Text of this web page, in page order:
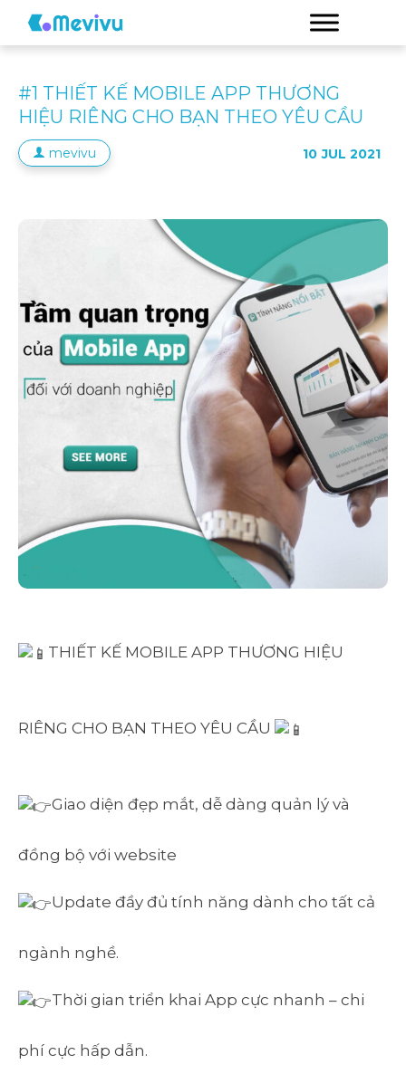
#1 THIẾT KẾ MOBILE APP THƯƠNG
HIỆU RIÊNG CHO BẠN THEO YÊU CẦU
mevivu 10 JUL 2021
THIẾT KẾ MOBILE APP THƯƠNG HIỆU
RIÊNG CHO BẠN THEO YÊU CẦU
Giao diện đẹp mắt, dễ dàng quản lý và
đồng bộ với website
Update đầy đủ tính năng dành cho tất cả
ngành nghề.
Thời gian triển khai App cực nhanh – chi
phí cực hấp dẫn.